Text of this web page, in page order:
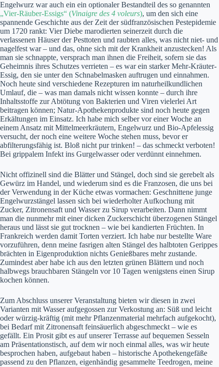
Engelwurz war auch ein ein optionaler Bestandteil des so genannten
„Vier-Räuber-Essigs“ (Vinaigre des 4 voleurs), um den sich eine
spannende Geschichte aus der Zeit der südfranzösischen Pestepidemie
um 1720 rankt: Vier Diebe marodierten seinerzeit durch die
verlassenen Häuser der Pesttoten und raubten alles, was nicht niet- und
nagelfest war – und das, ohne sich mit der Krankheit anzustecken! Als
man sie schnappte, versprach man ihnen die Freiheit, sofern sie das
Geheimnis ihres Schutzes verrieten – es war ein starker Mehr-Kräuter-
Essig, den sie unter den Schnabelmasken auftrugen und einnahmen.
Noch heute sind verschiedene Rezepturen im naturheilkundlichen
Umlauf, die – was man damals nicht wissen konnte – durch ihre
Inhaltsstoffe zur Abtötung von Bakterien und Viren vielerlei Art
beitragen können; Natur-Apothekenprodukte sind noch heute gegen
Erkältungen im Einsatz. Ich habe mich selber vor einer Woche an
einem Ansatz mit Mittelmeerkräutern, Engelwurz und Bio-Apfelessig
versucht, der noch eine weitere Woche stehen muss, bevor er
abfilterungsfähig ist. Bloß nicht pur trinken! – das schmeckt verboten!
Bei grippalem Infekt ins Gurgelwasser oder verdünnt einnehmen.
Nicht offizinell sind die Blätter und Stängel, doch sind sie gerebelt als
Gewürz im Handel, und wiederum sind es die Franzosen, die uns bei
der Verwendung in der Küche etwas vormachen: Geschnittene junge
Engelwurzstängel lassen sich bei wiederholter Aufkochung mit
Zucker, Zitronensaft und Wasser zu Sirup verarbeiten. Dann nimmt
man die nunmehr mit einer dicken Zuckerschicht überzogenen Stängel
heraus und lässt sie gut trocknen – wie bei kandierten Früchten. In
Frankreich werden damit Torten verziert. Ich habe nur bestellte Ware
vorzuführen, denn meine fasrigen alten Stängel des halbtoten Gerippes
brächten in Eigenproduktion nichts Genießbares mehr zustande.
Zumindest aber habe ich aus den letzten grünen Blättern und noch
halbwegs brauchbaren Stängeln vor 10 Tagen wenigstens einen Sirup
kochen können.
Zum Abschluss unserer Veranstaltung bieten wir diesen in zwei
Varianten mit Wasser aufgegossen zur Verkostung an: Süß und leicht
oder würzig-kräftig (mit mehr Pflanzenmaterial mehrfach aufgekocht),
bei Bedarf mit Zitronensaft feinsäuerlich abgeschmeckt – wie es
gefällt. Ein Prosit gibt es auf unserer Terrasse auf bequemen Sesseln
am Präsentationstisch, auf dem wir noch einmal alles, was wir heute
besprochen haben, aufgebaut haben – historische Apothekengefäße
passend zu den Pflanzen, eigenhändig gesammelte Teedrogen, meine